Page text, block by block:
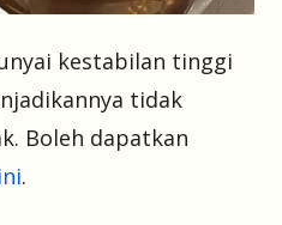
kestabilan tinggi
tidak
Boleh dapatkan
.